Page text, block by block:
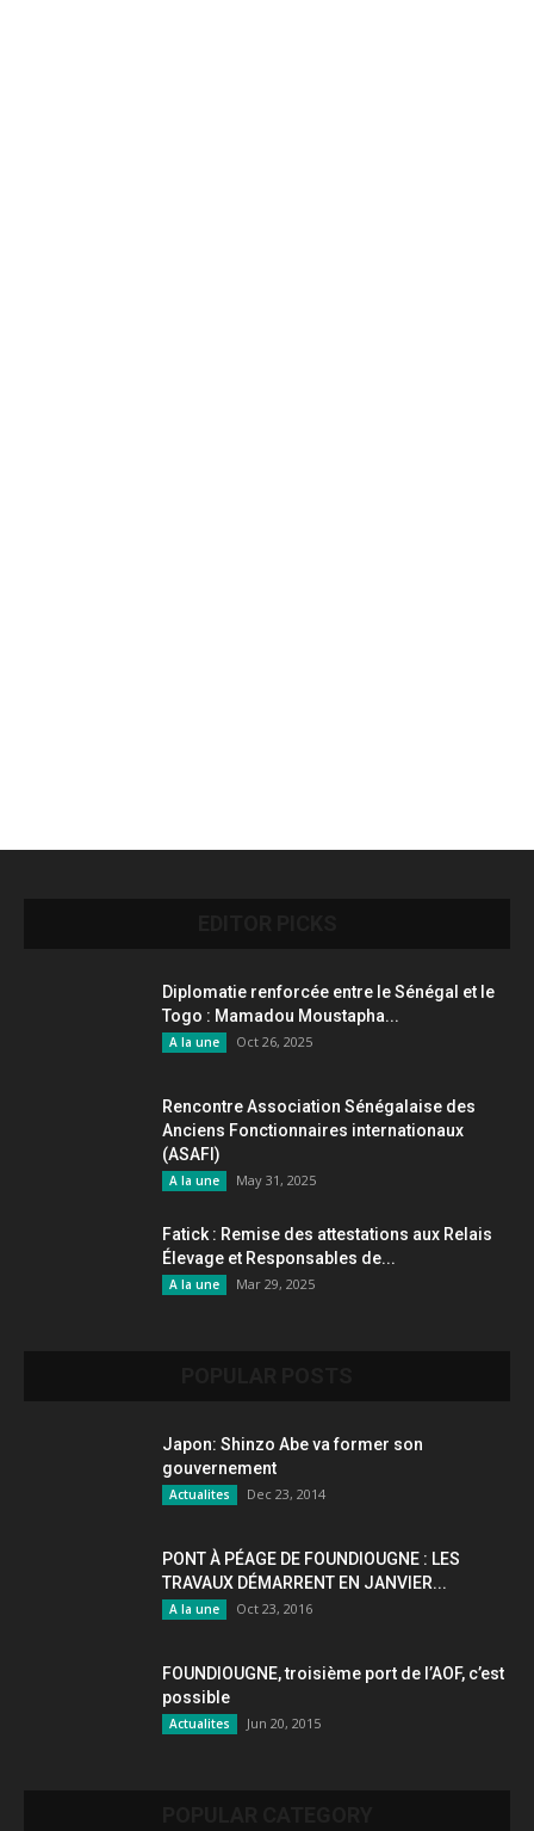
Diplomatie renforcée entre le Sénégal et le
Togo : Mamadou Moustapha...
A la une Oct 26, 2025
Rencontre Association Sénégalaise des
Anciens Fonctionnaires internationaux
(ASAFI)
A la une May 31, 2025
Fatick : Remise des attestations aux Relais
Élevage et Responsables de...
A la une Mar 29, 2025
Japon: Shinzo Abe va former son
gouvernement
Actualites Dec 23, 2014
PONT À PÉAGE DE FOUNDIOUGNE : LES
TRAVAUX DÉMARRENT EN JANVIER...
A la une Oct 23, 2016
FOUNDIOUGNE, troisième port de l’AOF, c’est
possible
Actualites Jun 20, 2015